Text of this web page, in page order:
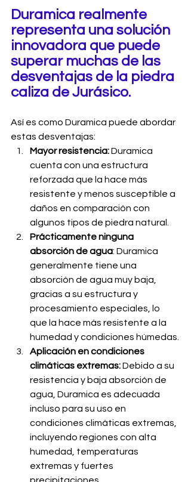
Duramica realmente
representa una solución
innovadora que puede
superar muchas de las
desventajas de la piedra
caliza de Jurásico.
Así es como Duramica puede abordar
estas desventajas:
Mayor resistencia: Duramica
cuenta con una estructura
reforzada que la hace más
resistente y menos susceptible a
daños en comparación con
algunos tipos de piedra natural.
Prácticamente ninguna
absorción de agua: Duramica
generalmente tiene una
absorción de agua muy baja,
gracias a su estructura y
procesamiento especiales, lo
que la hace más resistente a la
humedad y condiciones húmedas.
Aplicación en condiciones
climáticas extremas: Debido a su
resistencia y baja absorción de
agua, Duramica es adecuada
incluso para su uso en
condiciones climáticas extremas,
incluyendo regiones con alta
humedad, temperaturas
extremas y fuertes